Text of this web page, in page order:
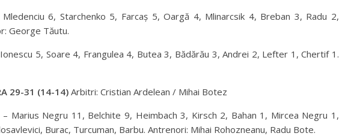
6, Starchenko 5, Farcaș 5, Oargă 4, Mlinarcsik 4, Breban 3, Radu 2,
George Tăutu.
5, Soare 4, Frangulea 4, Butea 3, Bădărău 3, Andrei 2, Lefter 1, Chertif 1.
29-31 (14-14) Arbitri: Cristian Ardelean / Mihai Botez
– Marius Negru 11, Belchite 9, Heimbach 3, Kirsch 2, Bahan 1, Mircea Negru 1,
Burac, Turcuman, Barbu. Antrenori: Mihai Rohozneanu, Radu Bote.